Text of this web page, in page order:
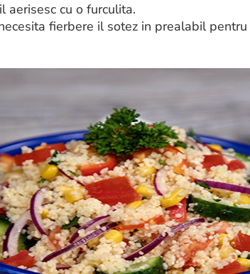
aerisesc cu o furculita.
fierbere il sotez in prealabil